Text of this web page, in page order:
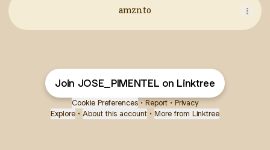
amzn.to
Join JOSE_PIMENTEL on Linktree
Cookie Preferences • Report • Privacy
Explore • About this account • More from Linktree